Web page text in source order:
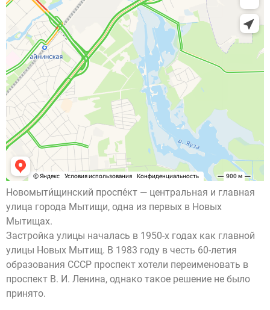
Новомыти́щинский проспе́кт — центральная и главная
улица города Мытищи, одна из первых в Новых
Мытищах.
Застройка улицы началась в 1950-х годах как главной
улицы Новых Мытищ. В 1983 году в честь 60-летия
образования СССР проспект хотели переименовать в
проспект В. И. Ленина, однако такое решение не было
принято.